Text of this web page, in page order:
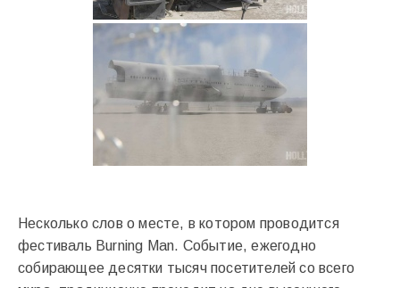
Несколько слов о месте, в котором проводится
фестиваль Burning Man. Событие, ежегодно
собирающее десятки тысяч посетителей со всего